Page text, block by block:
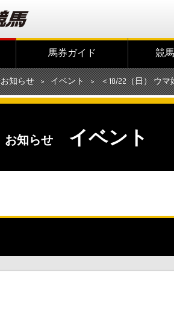
馬券ガイド 競
お知らせ イベント ＜10/22（日） ウ
お知らせ イベント